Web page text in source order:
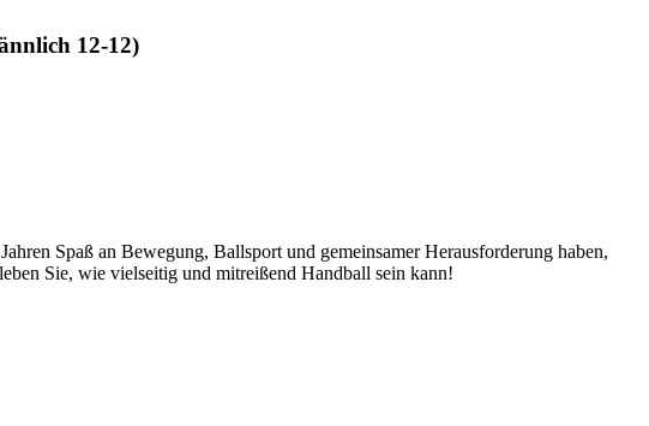
12-12)
Spaß an Bewegung, Ballsport und gemeinsamer Herausforderung haben,
Sie, wie vielseitig und mitreißend Handball sein kann!